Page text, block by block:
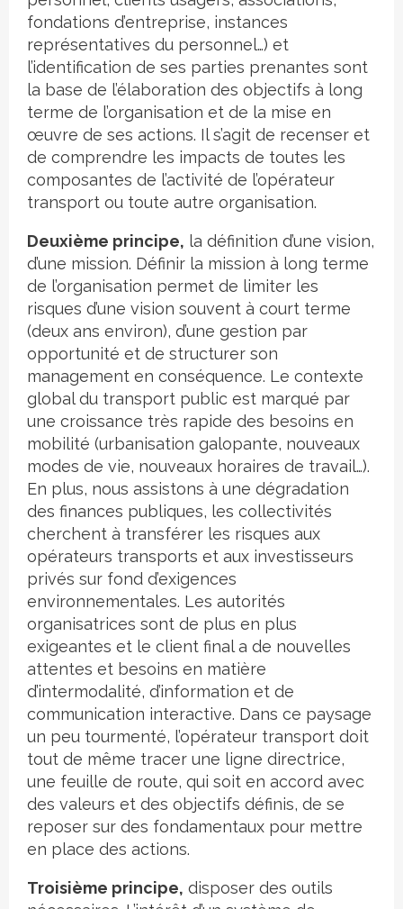
fondations d’entreprise, instances
représentatives du personnel…) et
l’identification de ses parties prenantes sont
la base de l’élaboration des objectifs à long
terme de l’organisation et de la mise en
œuvre de ses actions. Il s’agit de recenser et
de comprendre les impacts de toutes les
composantes de l’activité de l’opérateur
transport ou toute autre organisation.
Deuxième principe, la définition d’une vision,
d’une mission. Définir la mission à long terme
de l’organisation permet de limiter les
risques d’une vision souvent à court terme
(deux ans environ), d’une gestion par
opportunité et de structurer son
management en conséquence. Le contexte
global du transport public est marqué par
une croissance très rapide des besoins en
mobilité (urbanisation galopante, nouveaux
modes de vie, nouveaux horaires de travail…).
En plus, nous assistons à une dégradation
des finances publiques, les collectivités
cherchent à transférer les risques aux
opérateurs transports et aux investisseurs
privés sur fond d’exigences
environnementales. Les autorités
organisatrices sont de plus en plus
exigeantes et le client final a de nouvelles
attentes et besoins en matière
d’intermodalité, d’information et de
communication interactive. Dans ce paysage
un peu tourmenté, l’opérateur transport doit
tout de même tracer une ligne directrice,
une feuille de route, qui soit en accord avec
des valeurs et des objectifs définis, de se
reposer sur des fondamentaux pour mettre
en place des actions.
Troisième principe, disposer des outils